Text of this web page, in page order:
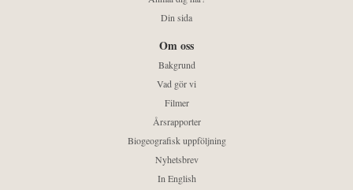
Din sida
Om oss
Bakgrund
Vad gör vi
Filmer
Årsrapporter
Biogeografisk uppföljning
Nyhetsbrev
In English